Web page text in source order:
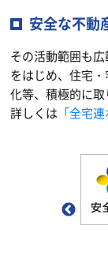
安全な不動
その活動範囲も
をはじめ、住宅
化等、積極的に取
詳しくは 「全宅